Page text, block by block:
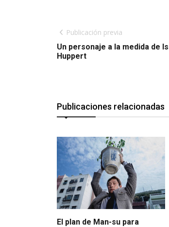
Publicación previa
Un personaje a la medida de
Huppert
Publicaciones relacionadas
El plan de Man-su para